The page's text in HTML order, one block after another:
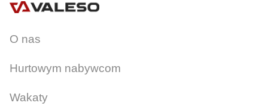
O nas
Hurtowym nabywcom
Wakaty